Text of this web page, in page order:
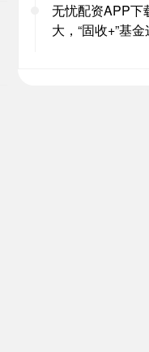
无忧配资APP下
大，“固收+”基